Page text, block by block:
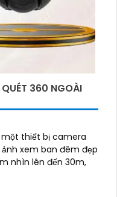
360 NGOÀI
một thiết bị camera
nhìn lên đến 30m,